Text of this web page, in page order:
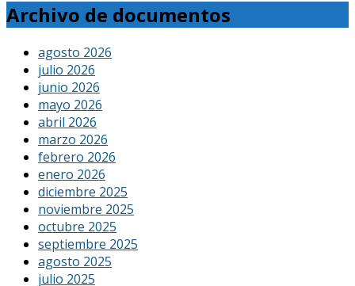
Archivo de documentos
agosto 2026
julio 2026
junio 2026
mayo 2026
abril 2026
marzo 2026
febrero 2026
enero 2026
diciembre 2025
noviembre 2025
octubre 2025
septiembre 2025
agosto 2025
julio 2025